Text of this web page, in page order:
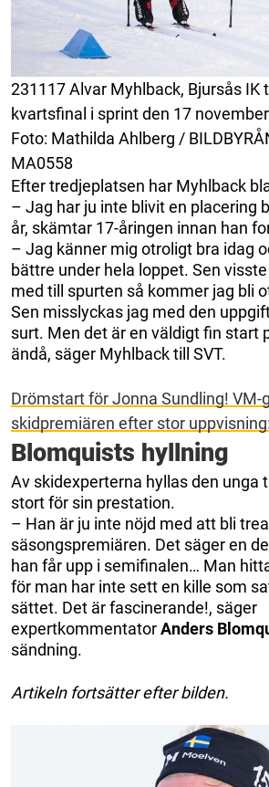
231117 Alvar Myhlback, Bjursås IK
kvartsfinal i sprint den 17
Foto: Mathilda Ahlberg /
MA0558
Efter tredjeplatsen har Myhlback
– Jag har ju inte blivit en placering
år, skämtar 17-åringen innan han
– Jag känner mig otroligt bra idag
bättre under hela loppet. Sen
med till spurten så kommer jag bli
Sen misslyckas jag med den
surt. Men det är en väldigt fin start
ändå, säger Myhlback till SVT.
Drömstart för Jonna Sundling! VM-
skidpremiären efter stor
Blomquists hyllning
Av skidexperterna hyllas den unga
stort för sin prestation.
– Han är ju inte nöjd med att bli
säsongspremiären. Det säger en
han får upp i semifinalen… Man
för man har inte sett en kille som
sättet. Det är fascinerande!, säger
expertkommentatorAnders
sändning.
Artikeln fortsätter efter bilden.